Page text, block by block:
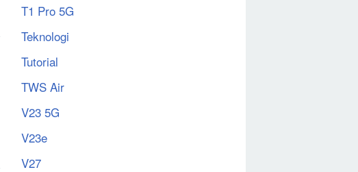
T1 Pro 5G
Teknologi
Tutorial
TWS Air
V23 5G
V23e
V27